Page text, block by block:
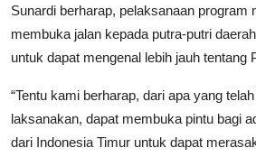
Sunardi berharap, pelaksanaan program
membuka jalan kepada putra-putri
untuk dapat mengenal lebih jauh tentang
“Tentu kami berharap, dari apa yang
laksanakan, dapat membuka pintu bagi
dari Indonesia Timur untuk dapat